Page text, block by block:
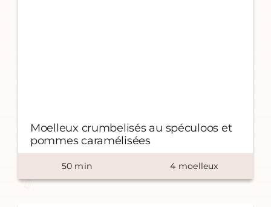
Moelleux crumbelisés au spéculoos et
pommes caramélisées
50 min 4 moelleux